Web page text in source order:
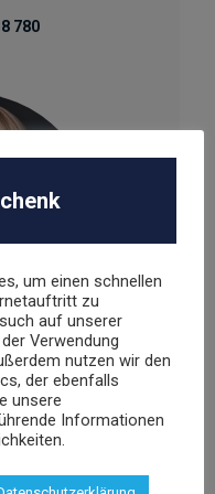
780
um einen schnellen
zu
auf unserer
Verwendung
nutzen wir den
der ebenfalls
unsere
Informationen